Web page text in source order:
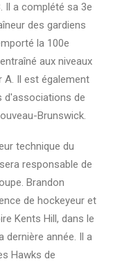
Il a complété sa 3e
des gardiens
la 100e
aux niveaux
A. Il est également
d'associations de
Brunswick.
technique du
responsable de
Brandon
de hockeyeur et
Kents Hill, dans le
dernière année. Il a
Hawks de